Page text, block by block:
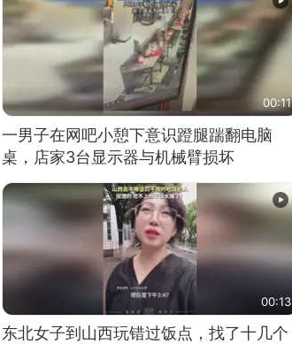
00:11
一男子在网吧小憩下意识蹬腿踹翻电脑
桌，店家3台显示器与机械臂损坏
00:13
东北女子到山西玩错过饭点，找了十几个